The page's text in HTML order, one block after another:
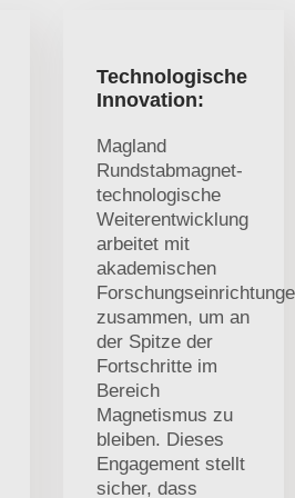
Technologische
Innovation:
Magland
Rundstabmagnet-
technologische
Weiterentwicklung
arbeitet mit
akademischen
zusammen, um an
der Spitze der
Fortschritte im
Bereich
Magnetismus zu
bleiben. Dieses
Engagement stellt
sicher, dass